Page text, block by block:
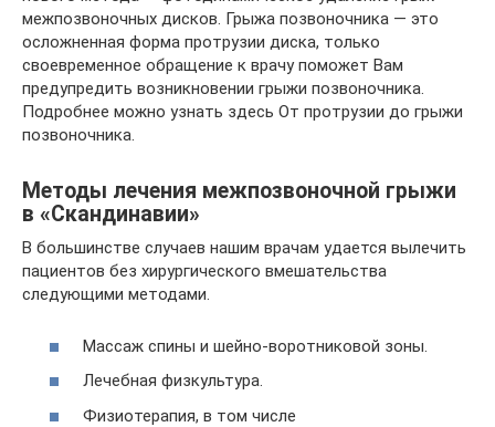
межпозвоночных дисков. Грыжа позвоночника — это
осложненная форма протрузии диска, только
своевременное обращение к врачу поможет Вам
предупредить возникновении грыжи позвоночника.
Подробнее можно узнать здесь От протрузии до грыжи
позвоночника.
Методы лечения межпозвоночной грыжи
в «Скандинавии»
В большинстве случаев нашим врачам удается вылечить
пациентов без хирургического вмешательства
следующими методами.
Массаж спины и шейно-воротниковой зоны.
Лечебная физкультура.
Физиотерапия, в том числе